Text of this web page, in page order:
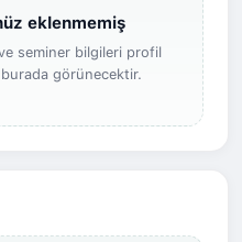
eklenmemiş
seminer bilgileri profil
görünecektir.